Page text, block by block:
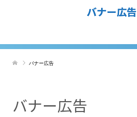
バナー広告
バナー広告
バナー広告